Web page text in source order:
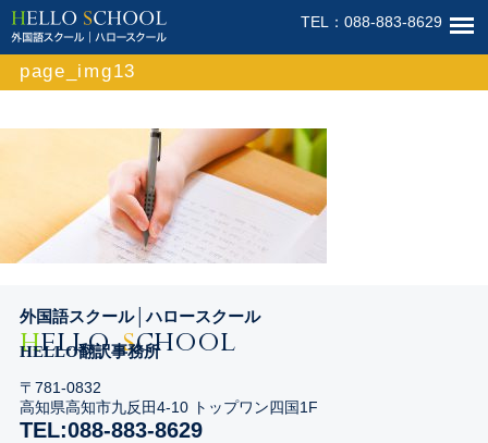
HELLO SCHOOL│外国語スク
TEL：088-883-8629
page_img13
外国語スクール│ハロースクール
H ELLO S CHOOL
HELLO翻訳事務所
〒781-0832
高知県高知市九反田4-10 トップワン四国1F
TEL:088-883-8629